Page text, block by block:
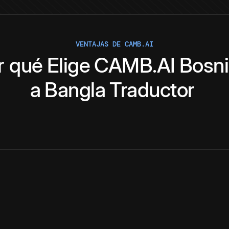
VENTAJAS DE CAMB.AI
qué EligeCAMB.AI
a Bangla Traductor